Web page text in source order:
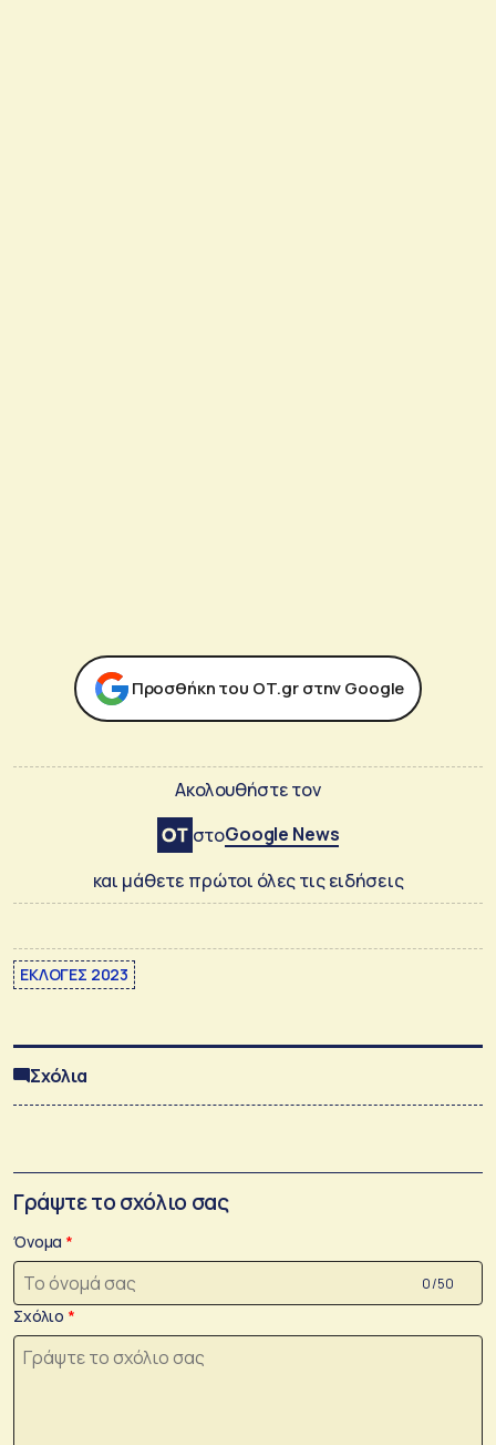
Προσθήκη του ΟΤ.gr στην Google
Ακολουθήστε τον
στοGoogle News
και μάθετε πρώτοι όλες τις ειδήσεις
ΕΚΛΟΓΕΣ 2023
Σχόλια
Γράψτε το σχόλιο σας
Όνομα
0 /50
Σχόλιο